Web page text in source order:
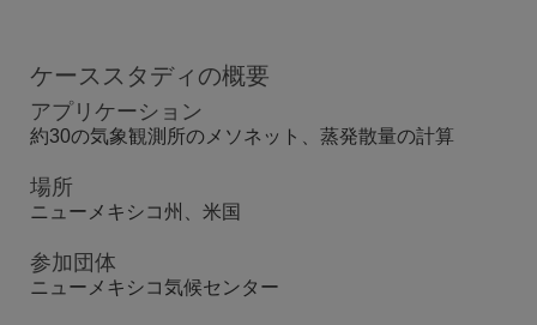
ケーススタディの概要
アプリケーション
約30の気象観測所のメソネット、蒸発散量の計算
場所
ニューメキシコ州、米国
参加団体
ニューメキシコ気候センター